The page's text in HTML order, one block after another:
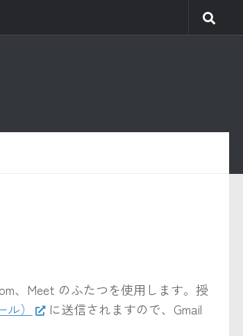
、Meet のふたつを使用します。授
）
に送信されますので、Gmail